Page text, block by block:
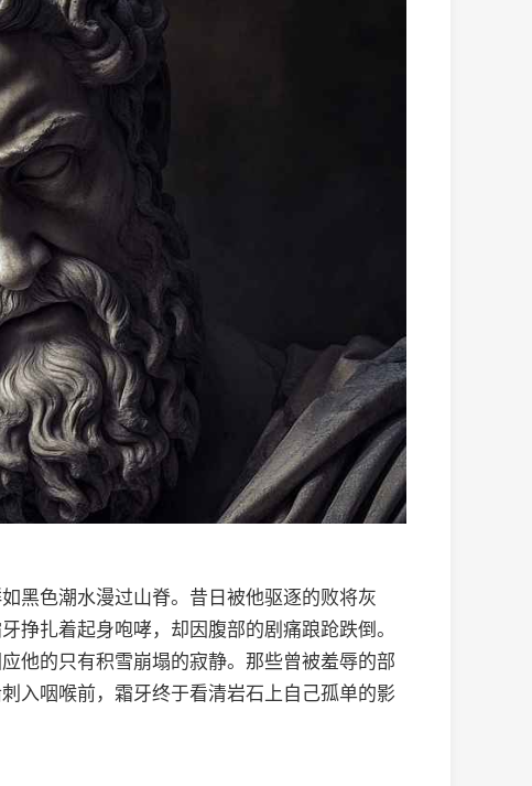
黑色潮水漫过山脊。昔日被他驱逐的败将灰
挣扎着起身咆哮，却因腹部的剧痛踉跄跌倒。
他的只有积雪崩塌的寂静。那些曾被羞辱的部
入咽喉前，霜牙终于看清岩石上自己孤单的影